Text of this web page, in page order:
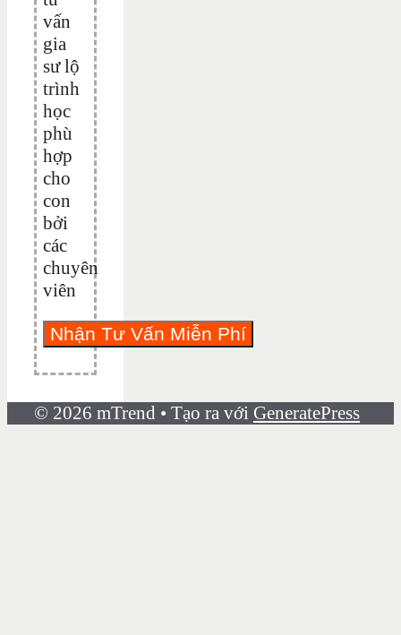
vấn
gia
sư lộ
trình
học
phù
hợp
cho
con
bởi
các
chuyên
viên
© 2026 mTrend • Tạo ra với GeneratePress